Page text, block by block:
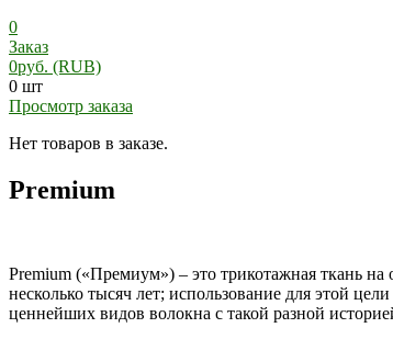
0
Заказ
0руб. (RUB)
0 шт
Просмотр заказа
Нет товаров в заказе.
Premium
Premium («Премиум») – это трикотажная ткань
несколько тысяч лет; использование для этой
ценнейших видов волокна с такой разной